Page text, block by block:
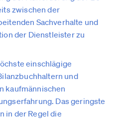
zwischen der
Sachverhalte und
der Dienstleister zu
einschlägige
und
kaufmännischen
Das geringste
in der Regel die